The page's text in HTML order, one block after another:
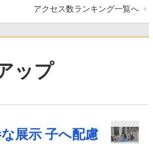
アクセス数ランキング一覧へ
ップ
展示 子へ配慮